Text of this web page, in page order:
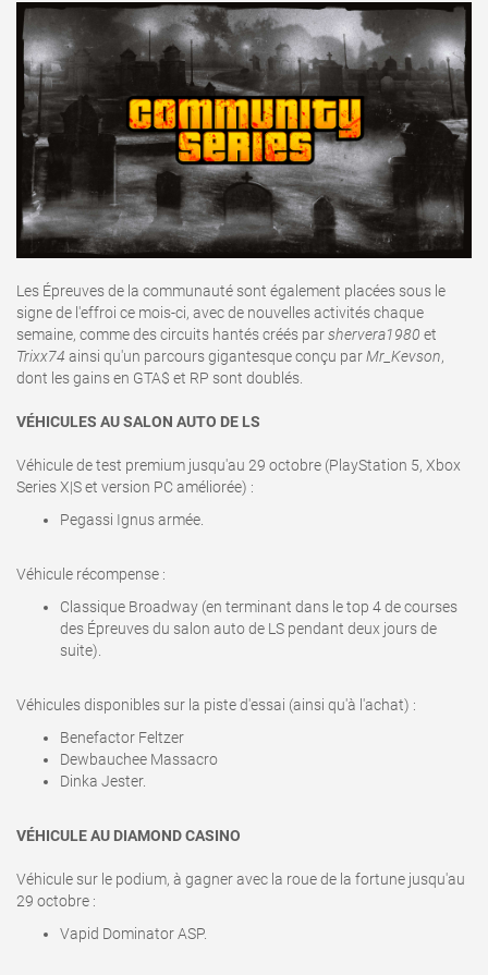
Les Épreuves de la communauté sont également placées sous le
signe de l'effroi ce mois-ci, avec de nouvelles activités chaque
semaine, comme des circuits hantés créés parshervera1980 et
Trixx74 ainsi qu'un parcours gigantesque conçu parMr_Kevson,
dont les gains en GTA$ et RP sont doublés.
VÉHICULES AU SALON AUTO DE LS
Véhicule de test premium jusqu'au 29 octobre (PlayStation 5, Xbox
Series X|S et version PC améliorée) :
Pegassi Ignus armée.
Véhicule récompense :
Classique Broadway (en terminant dans le top 4 de courses
des Épreuves du salon auto de LS pendant deux jours de
suite).
Véhicules disponibles sur la piste d'essai (ainsi qu'à l'achat) :
Benefactor Feltzer
Dewbauchee Massacro
Dinka Jester.
VÉHICULE AU DIAMOND CASINO
Véhicule sur le podium, à gagner avec la roue de la fortune jusqu'au
29 octobre :
Vapid Dominator ASP.